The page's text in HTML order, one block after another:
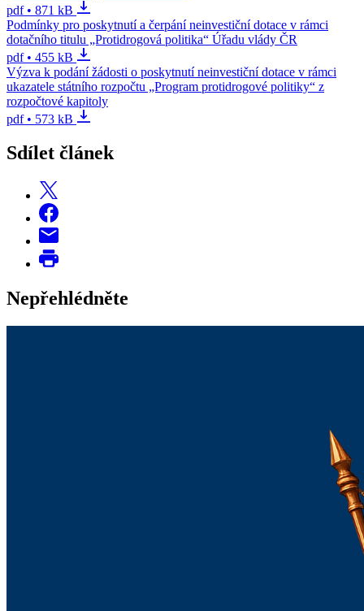
pdf • 871 kB
Podmínky pro poskytnutí a čerpání neinvestiční dotace v rámci
dotačního titulu „Protidrogová politika“ Úřadu vlády ČR
pdf • 455 kB
Výzva k podání žádosti o poskytnutí neinvestiční dotace v rámci
ukazatele státního rozpočtu „Program protidrogové politiky“ z
rozpočtové kapitoly
pdf • 573 kB
Sdílet článek
Nepřehlédněte